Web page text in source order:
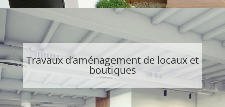
Travaux d’aménagement de locaux et
boutiques